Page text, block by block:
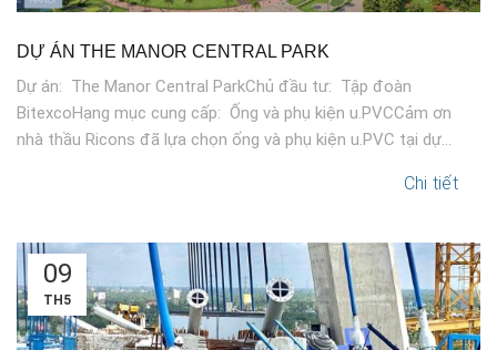
DỰ ÁN THE MANOR CENTRAL PARK
Dự án: The Manor Central ParkChủ đầu tư: Tập đoàn
BitexcoHạng mục cung cấp: Ống và phụ kiện u.PVCCảm ơn
nhà thầu Ricons đã lựa chọn ống và phụ kiện u.PVC tại dự...
Chi tiết
09
TH5